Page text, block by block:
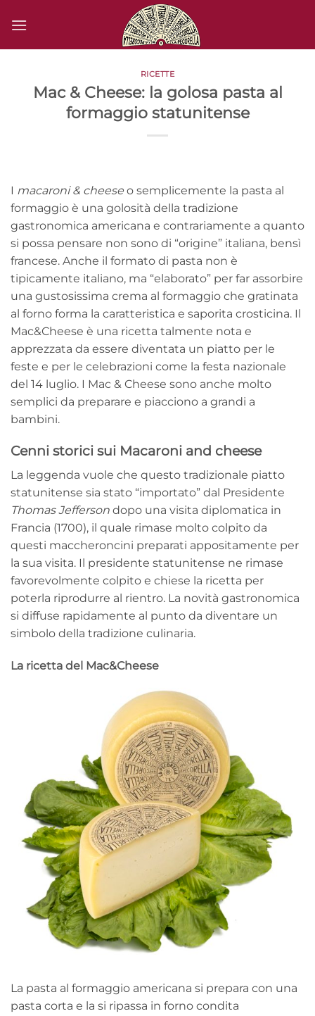
RICETTE
Mac & Cheese: la golosa pasta al
formaggio statunitense
I macaroni & cheese o semplicemente la pasta al
formaggio è una golosità della tradizione
gastronomica americana e contrariamente a quanto
si possa pensare non sono di “origine” italiana, bensì
francese. Anche il formato di pasta non è
tipicamente italiano, ma “elaborato” per far assorbire
una gustosissima crema al formaggio che gratinata
al forno forma la caratteristica e saporita crosticina. Il
Mac&Cheese è una ricetta talmente nota e
apprezzata da essere diventata un piatto per le
feste e per le celebrazioni come la festa nazionale
del 14 luglio. I Mac & Cheese sono anche molto
semplici da preparare e piacciono a grandi a
bambini.
Cenni storici sui Macaroni and cheese
La leggenda vuole che questo tradizionale piatto
statunitense sia stato “importato” dal Presidente
Thomas Jefferson dopo una visita diplomatica in
Francia (1700), il quale rimase molto colpito da
questi maccheroncini preparati appositamente per
la sua visita. Il presidente statunitense ne rimase
favorevolmente colpito e chiese la ricetta per
poterla riprodurre al rientro. La novità gastronomica
si diffuse rapidamente al punto da diventare un
simbolo della tradizione culinaria.
La ricetta del Mac&Cheese
La pasta al formaggio americana si prepara con una
pasta corta e la si ripassa in forno condita